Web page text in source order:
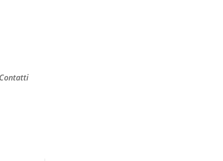
Contatti